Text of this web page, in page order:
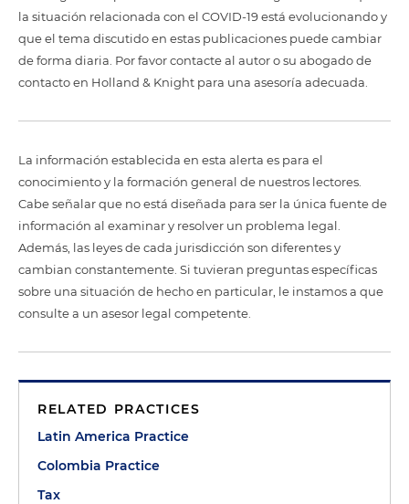
la situación relacionada con el COVID-19 está evolucionando y
que el tema discutido en estas publicaciones puede cambiar
de forma diaria. Por favor contacte al autor o su abogado de
contacto en Holland & Knight para una asesoría adecuada.
La información establecida en esta alerta es para el
conocimiento y la formación general de nuestros lectores.
Cabe señalar que no está diseñada para ser la única fuente de
información al examinar y resolver un problema legal.
Además, las leyes de cada jurisdicción son diferentes y
cambian constantemente. Si tuvieran preguntas específicas
sobre una situación de hecho en particular, le instamos a que
consulte a un asesor legal competente.
RELATED PRACTICES
Latin America Practice
Colombia Practice
Tax